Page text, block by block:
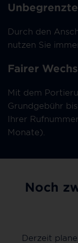
Durch den
nutzen Sie
Fairer
Mit dem
Grundgebühr
Ihrer
Monate).
Noch
Derzeit